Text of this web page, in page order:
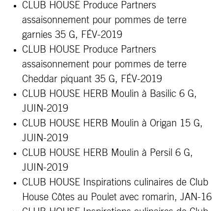
CLUB HOUSE Produce Partners
assaisonnement pour pommes de terre
garnies 35 G, FÉV-2019
CLUB HOUSE Produce Partners
assaisonnement pour pommes de terre
Cheddar piquant 35 G, FÉV-2019
CLUB HOUSE HERB Moulin à Basilic 6 G,
JUIN-2019
CLUB HOUSE HERB Moulin à Origan 15 G,
JUIN-2019
CLUB HOUSE HERB Moulin à Persil 6 G,
JUIN-2019
CLUB HOUSE Inspirations culinaires de Club
House Côtes au Poulet avec romarin, JAN-16